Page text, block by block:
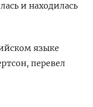
и находилась
языке
перевел